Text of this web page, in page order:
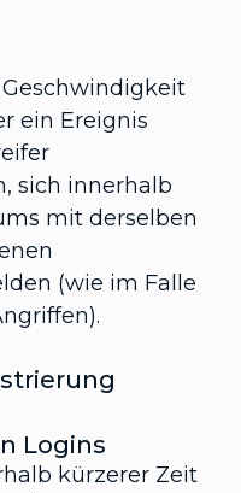
ein Ereignis
sich innerhalb
mit derselben
(wie im Falle
Logins
kürzerer Zeit